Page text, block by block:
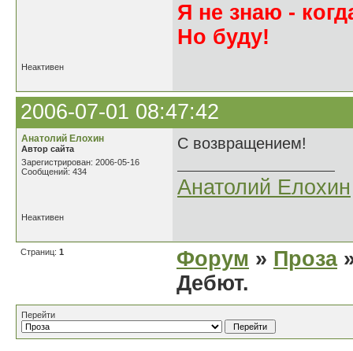
Я не знаю -
Но буду!
Неактивен
2006-07-01 08:47:42
Анатолий Елохин
Автор сайта
Зарегистрирован: 2006-05-16
Сообщений: 434
С возвращением!
Анатолий Елохин
Неактивен
Страниц: 1 Форум » Проза
Дебют.
Перейти